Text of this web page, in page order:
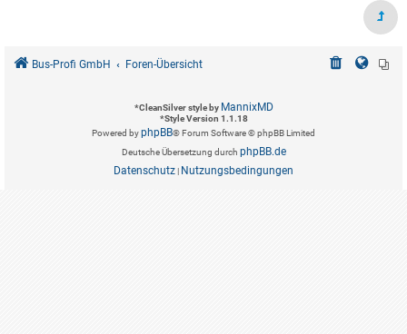
Bus-Profi GmbH Foren-Übersicht
*CleanSilver style by MannixMD
*Style Version 1.1.18
Powered byphpBB® Forum Software © phpBB Limited
Deutsche Übersetzung durch phpBB.de
Datenschutz Nutzungsbedingungen